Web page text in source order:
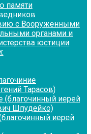
памяти
с Вооруженными
органами и
юстиции
Тарасов)
(благочинный иерей
Шпудейко)
иерей